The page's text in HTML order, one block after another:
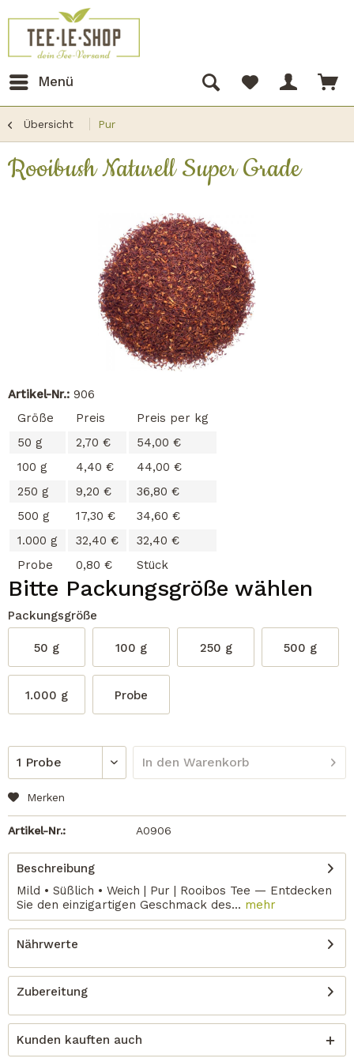
Menü
Übersicht Pur
Rooibush Naturell Super Grade
Artikel-Nr.: 906
Größe
Preis
Preis per kg
50 g
2,70 €
54,00 €
100 g
4,40 €
44,00 €
250 g
9,20 €
36,80 €
500 g
17,30 €
34,60 €
1.000 g
32,40 €
32,40 €
Probe
0,80 € Stück
Bitte Packungsgröße wählen
Packungsgröße
50 g 100 g 250 g 500 g
1.000 g Probe
In den Warenkorb
Merken
Artikel-Nr.: A0906
Beschreibung
Mild • Süßlich • Weich | Pur | Rooibos Tee — Entdecken
Sie den einzigartigen Geschmack des... mehr
Nährwerte
Zubereitung
Kunden kauften auch